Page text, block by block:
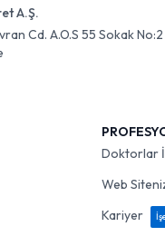
A.Ş.
Cd. A.O.S 55 Sokak
Doktorlar
Web
Kariyer